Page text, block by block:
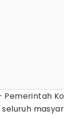
Pemerintah